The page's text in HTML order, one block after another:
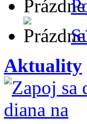
Aktuality